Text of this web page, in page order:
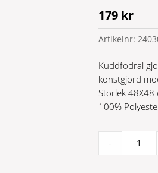
179 kr
Artikelnr:
Kuddfodral
konstgjord
Storlek 48X48
100%
-